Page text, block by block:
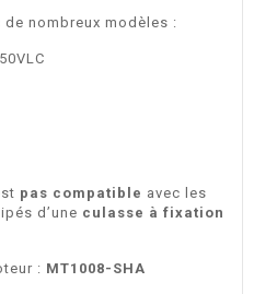
nombreux modèles :
pas compatible avec les
d’une culasse à fixation
: MT1008-SHA